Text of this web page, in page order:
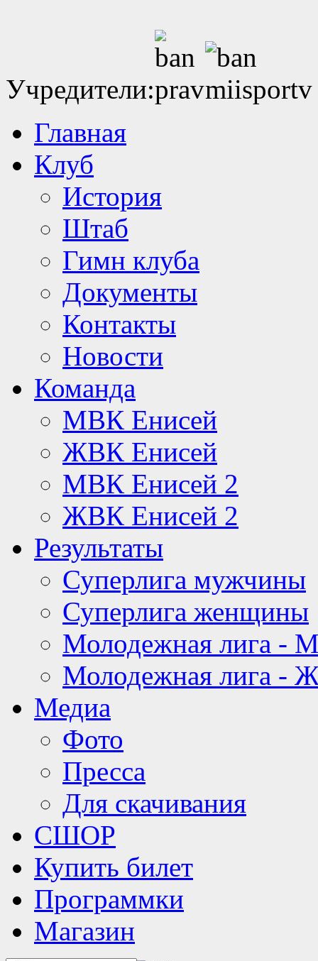
Учредители:
Главная
Клуб
История
Штаб
Гимн клуба
Документы
Контакты
Новости
Команда
МВК Енисей
ЖВК Енисей
МВК Енисей 2
ЖВК Енисей 2
Результаты
Суперлига мужчины
Суперлига женщины
Молодежная лига -
Молодежная лига -
Медиа
Фото
Пресса
Для скачивания
СШОР
Купить билет
Программки
Магазин